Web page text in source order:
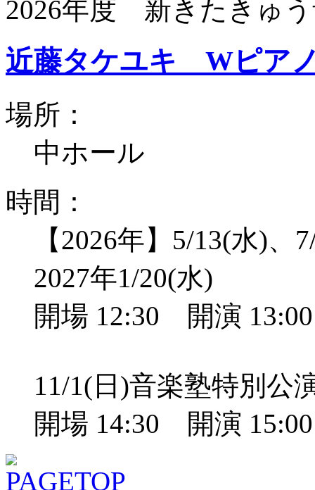
2026年度 新きたきゅ
近藤タケユキ Wピア
場所：
中ホール
時間：
【2026年】5/13(水)
2027年1/20(水)
開場 12:30 開演
11/1(日)音楽塾特別公
開場 14:30 開演